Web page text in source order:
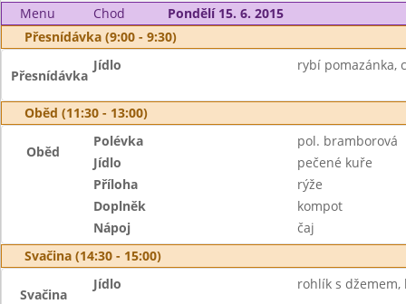
Menu Chod
Pondělí 15. 6. 2015
Přesnídávka (9:00 - 9:30)
Přesnídávka
Jídlo rybí pomazánka,
Oběd (11:30 - 13:00)
Oběd
Polévka
pol. bramborová
Jídlo
pečené kuře
Příloha
rýže
Doplněk
kompot
Nápoj
čaj
Svačina (14:30 - 15:00)
Svačina
Jídlo rohlík s džemem,